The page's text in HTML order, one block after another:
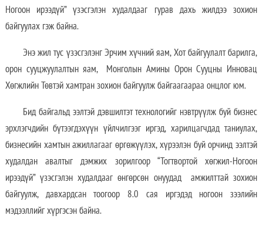
Ногоон ирээдүй” үзэсгэлэн худалдааг гурав дахь жилдээ зохион
байгуулах гэж байна.
Энэ жил тус үзэсгэлэнг Эрчим хүчний яам, Хот байгуулалт барилга,
орон сууцжуулалтын яам, Монголын Амины Орон Сууцны Инновац
Хөгжлийн Төвтэй хамтран зохион байгуулж байгаагаараа онцлог юм.
Бид байгальд ээлтэй дэвшилтэт технологийг нэвтрүүлж буй бизнес
эрхлэгчдийн бүтээгдэхүүн үйлчилгээг иргэд, харилцагчдад таниулах,
бизнесийн хамтын ажиллагааг өргөжүүлэх, хүрээлэн буй орчинд ээлтэй
худалдан авалтыг дэмжих зорилгоор “Тогтвортой хөгжил-Ногоон
ирээдүй” үзэсгэлэн худалдааг өнгөрсөн онуудад амжилттай зохион
байгуулж, давхардсан тоогоор 8.0 сая иргэдэд ногоон зээлийн
мэдээллийг хүргэсэн байна.